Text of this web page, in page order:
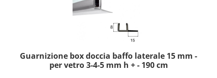
Guarnizione box doccia baffo laterale 15 mm -
per vetro 3-4-5 mm h + - 190 cm